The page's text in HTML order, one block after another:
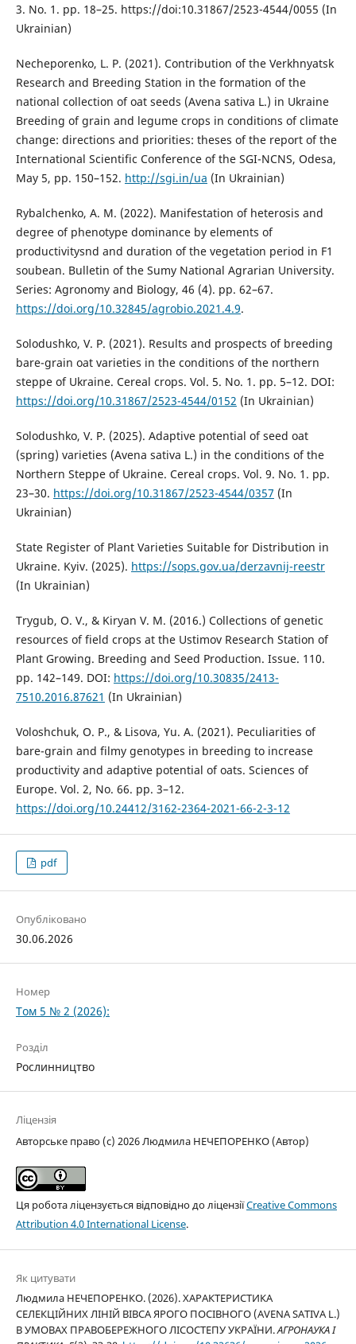
3. No. 1. pp. 18–25. https://doi:10.31867/2523-4544/0055 (In
Ukrainian)
Necheporenko, L. P. (2021). Contribution of the Verkhnyatsk
Research and Breeding Station in the formation of the
national collection of oat seeds (Avena sativa L.) in Ukraine
Breeding of grain and legume crops in conditions of climate
change: directions and priorities: theses of the report of the
International Scientific Conference of the SGI-NCNS, Odesa,
May 5, pp. 150–152. http://sgi.in/ua (In Ukrainian)
Rybalchenko, A. M. (2022). Manifestation of heterosis and
degree of phenotype dominance by elements of
productivitysnd and duration of the vegetation period in F1
soubean. Bulletin of the Sumy National Agrarian University.
Series: Agronomy and Biology, 46 (4). pp. 62–67.
https://doi.org/10.32845/agrobio.2021.4.9.
Solodushko, V. P. (2021). Results and prospects of breeding
bare-grain oat varieties in the conditions of the northern
steppe of Ukraine. Cereal crops. Vol. 5. No. 1. pp. 5–12. DOI:
https://doi.org/10.31867/2523-4544/0152 (In Ukrainian)
Solodushko, V. P. (2025). Adaptive potential of seed oat
(spring) varieties (Avena sativa L.) in the conditions of the
Northern Steppe of Ukraine. Cereal crops. Vol. 9. No. 1. pp.
23–30. https://doi.org/10.31867/2523-4544/0357 (In
Ukrainian)
State Register of Plant Varieties Suitable for Distribution in
Ukraine. Kyiv. (2025). https://sops.gov.ua/derzavnij-reestr
(In Ukrainian)
Trygub, O. V., & Kiryan V. M. (2016.) Collections of genetic
resources of field crops at the Ustimov Research Station of
Plant Growing. Breeding and Seed Production. Issue. 110.
pp. 142–149. DOI: https://doi.org/10.30835/2413-
7510.2016.87621 (In Ukrainian)
Voloshchuk, O. P., & Lisova, Yu. A. (2021). Peculiarities of
bare-grain and filmy genotypes in breeding to increase
productivity and adaptive potential of oats. Sciences of
Europe. Vol. 2, No. 66. pp. 3–12.
https://doi.org/10.24412/3162-2364-2021-66-2-3-12
pdf
Опубліковано
30.06.2026
Номер
Том 5 № 2 (2026):
Розділ
Рослинництво
Ліцензія
Авторське право (c) 2026 Людмила НЕЧЕПОРЕНКО (Автор)
Ця робота ліцензується відповідно до ліцензіїCreative Commons
Attribution 4.0 International License.
Як цитувати
Людмила НЕЧЕПОРЕНКО. (2026). ХАРАКТЕРИСТИКА
СЕЛЕКЦІЙНИХ ЛІНІЙ ВІВСА ЯРОГО ПОСІВНОГО (AVENA SATIVA L.)
В УМОВАХ ПРАВОБЕРЕЖНОГО ЛІСОСТЕПУ УКРАЇНИ.АГРОНАУКА І